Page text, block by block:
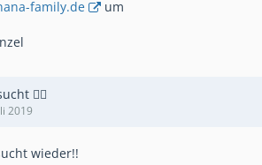
family.de um
✌🏼
2019
wieder!!